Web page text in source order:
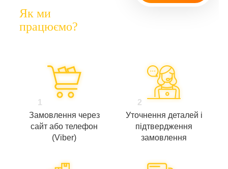
Як ми
працюємо?
1
Замовлення через
сайт або телефон
(Viber)
2
Уточнення деталей і
підтвердження
замовлення